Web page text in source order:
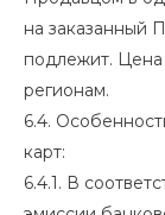
на заказанный
подлежит.
регионам.
6.4.
карт:
6.4.1. В